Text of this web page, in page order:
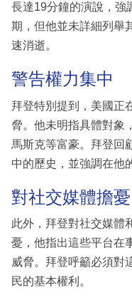
長達19分鐘的演說，強
期，但他並未詳細列舉
速消逝。
警告權力集中
拜登特別提到，美國正
脅。他未明指具體對象
馬斯克等富豪。拜登回
中的歷史，並強調在他
對社交媒體擔憂
此外，拜登對社交媒體
憂，他指出這些平台在
威脅。拜登呼籲必須對
民的基本權利。